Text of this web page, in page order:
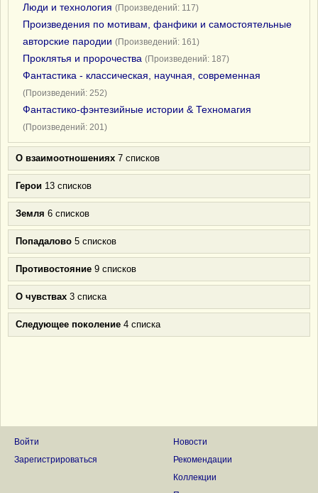
Люди и технология (Произведений: 117)
Произведения по мотивам, фанфики и самостоятельные
авторские пародии (Произведений: 161)
Проклятья и пророчества (Произведений: 187)
Фантастика - классическая, научная, современная
(Произведений: 252)
Фантастико-фэнтезийные истории & Техномагия
(Произведений: 201)
О взаимоотношениях 7 списков
Герои 13 списков
Земля 6 списков
Попадалово 5 списков
Противостояние 9 списков
О чувствах 3 списка
Следующее поколение 4 списка
Войти
Зарегистрироваться
Новости
Рекомендации
Коллекции